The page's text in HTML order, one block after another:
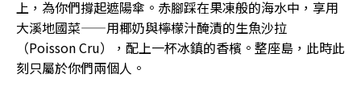
上，為你們撐起遮陽傘。赤腳踩在果凍般的海水中，享用
大溪地國菜——用椰奶與檸檬汁醃漬的生魚沙拉
（Poisson Cru），配上一杯冰鎮的香檳。整座島，此時此
刻只屬於你們兩個人。